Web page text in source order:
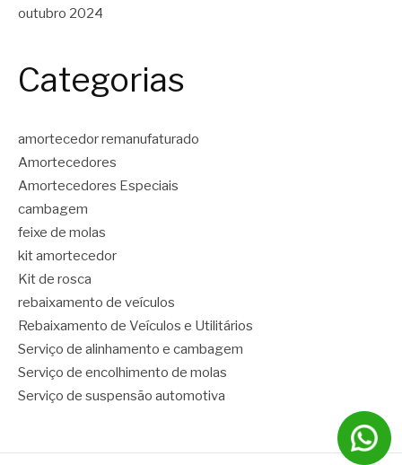
outubro 2024
Categorias
amortecedor remanufaturado
Amortecedores
Amortecedores Especiais
cambagem
feixe de molas
kit amortecedor
Kit de rosca
rebaixamento de veículos
Rebaixamento de Veículos e Utilitários
Serviço de alinhamento e cambagem
Serviço de encolhimento de molas
Serviço de suspensão automotiva